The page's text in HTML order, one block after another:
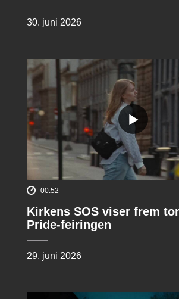
30. juni 2026
00:52
Kirkens SOS viser frem
Pride-feiringen
29. juni 2026